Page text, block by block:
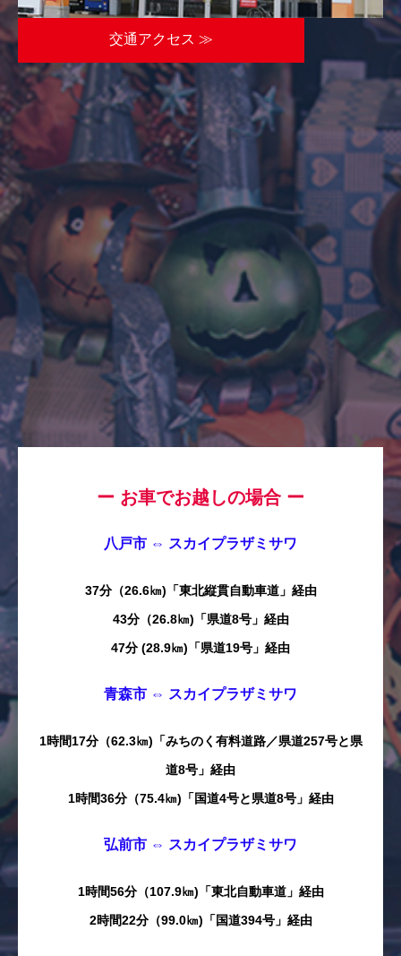
交通アクセス ≫
ー お車でお越しの場合 ー
八戸市 ⇔ スカイプラザミサワ
37分（26.6㎞)「東北縦貫自動車道」経由
43分（26.8㎞)「県道8号」経由
47分 (28.9㎞)「県道19号」経由
青森市 ⇔ スカイプラザミサワ
1時間17分（62.3㎞)「みちのく有料道路／県道257号と県
道8号」経由
1時間36分（75.4㎞)「国道4号と県道8号」経由
弘前市 ⇔ スカイプラザミサワ
1時間56分（107.9㎞)「東北自動車道」経由
2時間22分（99.0㎞)「国道394号」経由